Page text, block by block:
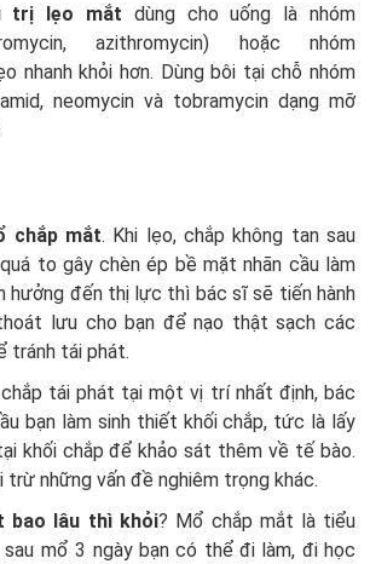
trị lẹo mắt dùng cho uống là nhóm
azithromycin) hoặc nhóm
nhanh khỏi hơn. Dùng bôi tại chỗ nhóm
neomycin và tobramycin dạng mỡ
chắp mắt. Khi lẹo, chắp không tan sau
to gây chèn ép bề mặt nhãn cầu làm
hưởng đến thị lực thì bác sĩ sẽ tiến hành
lưu cho bạn để nạo thật sạch các
tránh tái phát.
tái phát tại một vị trí nhất định, bác
bạn làm sinh thiết khối chắp, tức là lấy
khối chắp để khảo sát thêm về tế bào.
những vấn đề nghiêm trọng khác.
bao lâu thì khỏi? Mổ chắp mắt là tiểu
sau mổ 3 ngày bạn có thể đi làm, đi học